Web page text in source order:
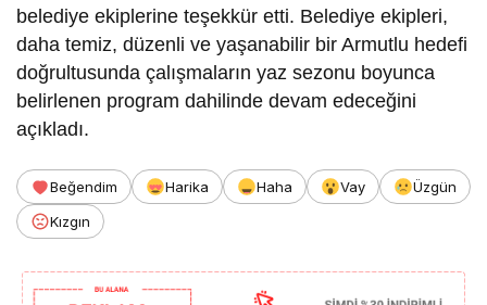
belediye ekiplerine teşekkür etti. Belediye ekipleri,
daha temiz, düzenli ve yaşanabilir bir Armutlu hedefi
doğrultusunda çalışmaların yaz sezonu boyunca
belirlenen program dahilinde devam edeceğini
açıkladı.
Beğendim Harika Haha Vay
Üzgün
Kızgın